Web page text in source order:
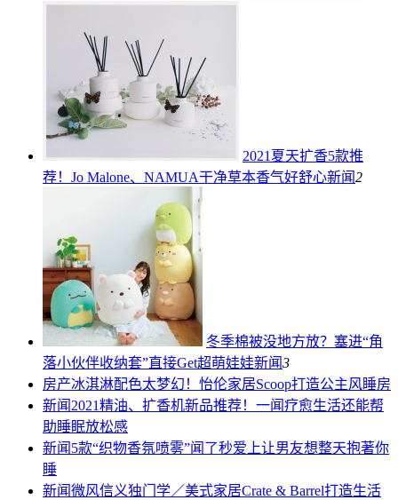
2021夏天扩香5款推
荐！Jo Malone、NAMUA干净草本香气好舒心新闻2
冬季棉被没地方放？塞进“角
落小伙伴收纳套”直接Get超萌娃娃新闻3
房产冰淇淋配色太梦幻！怡伦家居Scoop打造公主风睡房
新闻2021精油、扩香机新品推荐！一闻疗愈生活还能帮
助睡眠放松感
新闻 5款“织物香氛喷雾”闻了秒爱上让男友想整天抱著你
睡
新闻微风信义独门学／美式家居Crate & Barrel打造生活